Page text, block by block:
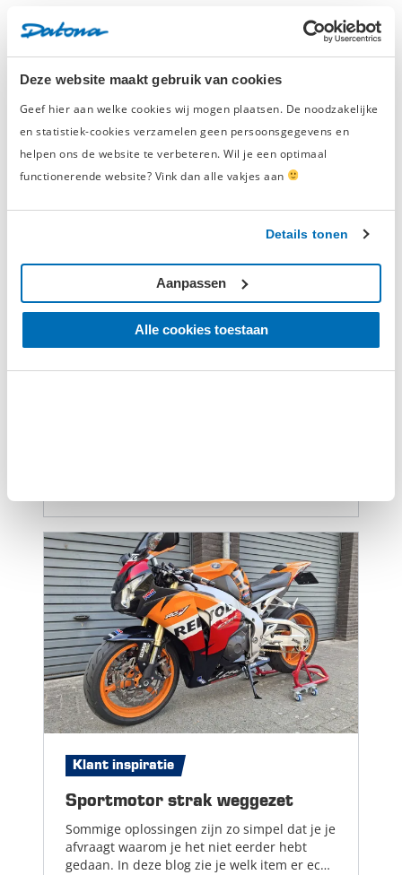
Deze website maakt gebruik van cookies
Geef hier aan welke cookies wij mogen plaatsen. De noodzakelijke
en statistiek-cookies verzamelen geen persoonsgegevens en
helpen ons de website te verbeteren. Wil je een optimaal
functionerende website? Vink dan alle vakjes aan
Details tonen
Alle cookies toestaan
Aanpassen
Geschreven door
Lees ook
een superstrakke opstelling met een lang
werkblad, volle ladeblokken en een grote
wandopstelling waar alles logisch bij elkaar
hangt. En als kers op de taart: bovenop prijkt
een indrukwekkende rij bekers en trofeeën.
Deze werkplaats is duidelijk het thuisfront
van een echte liefhebber....Lees meer
Klant inspiratie
Sportmotor strak weggezet
Sommige oplossingen zijn zo simpel dat je je
afvraagt waarom je het niet eerder hebt
gedaan. In deze blog zie je welk item er echt